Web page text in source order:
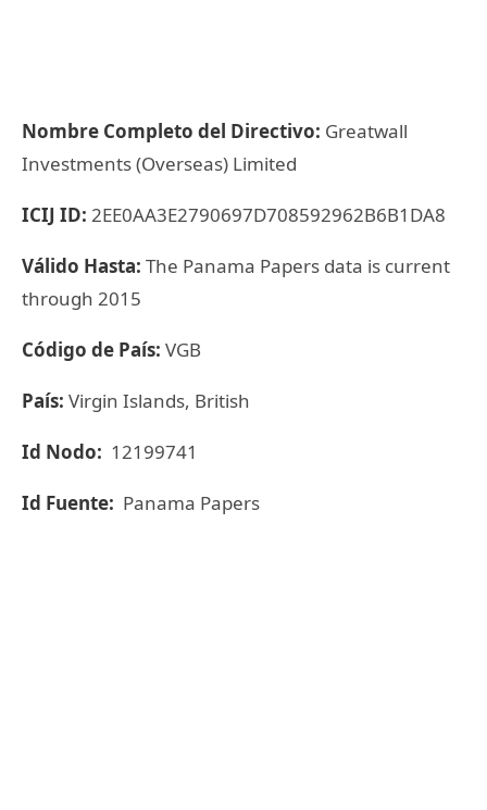
Nombre Completo del Directivo: Greatwall
Investments (Overseas) Limited
ICIJ ID: 2EE0AA3E2790697D708592962B6B1DA8
Válido Hasta: The Panama Papers data is current
through 2015
Código de País: VGB
País: Virgin Islands, British
Id Nodo: 12199741
Id Fuente: Panama Papers